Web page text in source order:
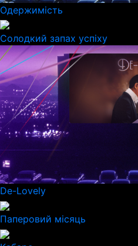
Одержимість
Солодкий запах успіху
De-Lovely
Паперовий місяць